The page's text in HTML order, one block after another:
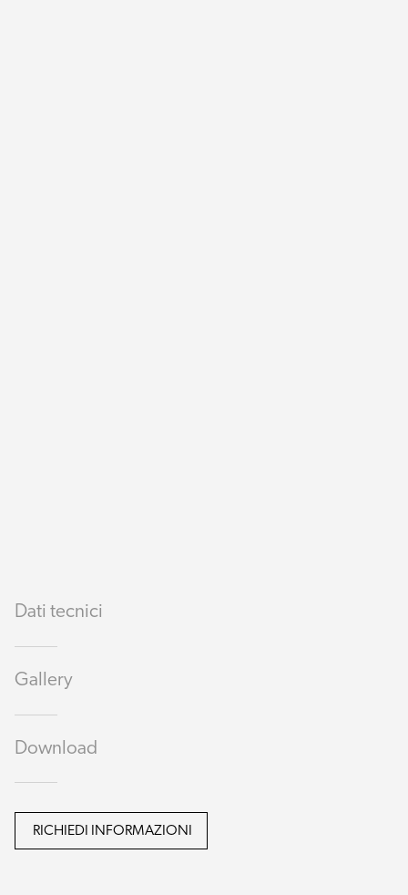
Dati tecnici
Gallery
Download
RICHIEDI INFORMAZIONI